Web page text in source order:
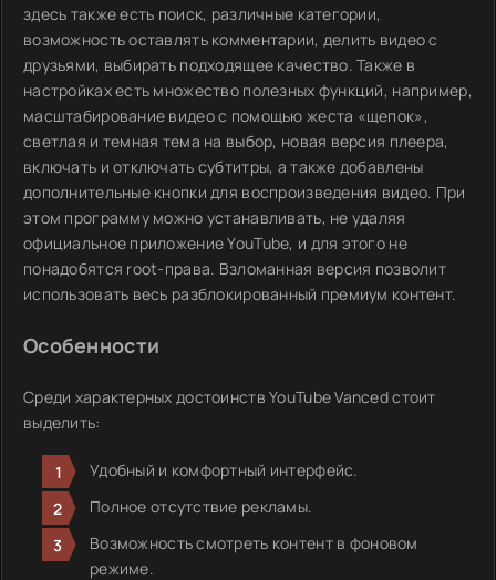
здесь также есть поиск, различные категории,
возможность оставлять комментарии, делить видео с
друзьями, выбирать подходящее качество. Также в
настройках есть множество полезных функций, например,
масштабирование видео с помощью жеста «щепок»,
светлая и темная тема на выбор, новая версия плеера,
включать и отключать субтитры, а также добавлены
дополнительные кнопки для воспроизведения видео. При
этом программу можно устанавливать, не удаляя
официальное приложение YouTube, и для этого не
понадобятся root-права. Взломанная версия позволит
использовать весь разблокированный премиум контент.
Особенности
Среди характерных достоинств YouTube Vanced стоит
выделить:
Удобный и комфортный интерфейс.
Полное отсутствие рекламы.
Возможность смотреть контент в фоновом
режиме.